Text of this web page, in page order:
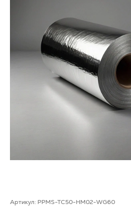
Артикул: PPMS-TC50-HM02-WG60